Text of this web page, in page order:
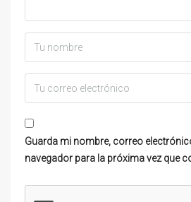
Guarda mi nombre, correo
navegador para la próxima vez que